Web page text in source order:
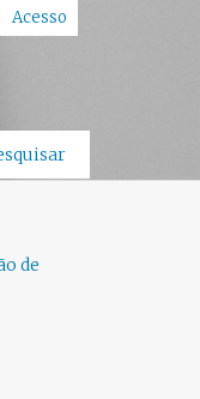
Acesso
de